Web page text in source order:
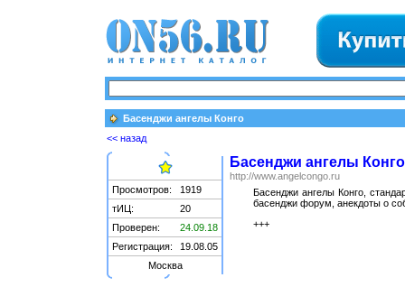
Басенджи ангелы Конго
<< назад
Просмотров:
1919
тИЦ:
20
Проверен:
24.09.18
Регистрация:
19.08.05
Москва
Басенджи ангелы Конго
http://www.angelcongo.ru
Басенджи ангелы Конго,
басенджи форум, анекдоты о
+++